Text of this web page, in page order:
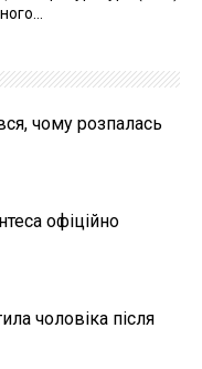
чому розпалась
офіційно
чоловіка після